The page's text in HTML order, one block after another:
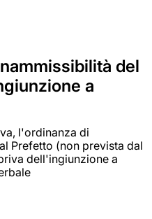
del
a
l'ordinanza di
Prefetto (non prevista dal
dell'ingiunzione a